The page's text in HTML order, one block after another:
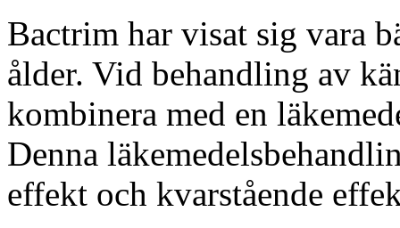
Bactrim har visat sig vara
ålder. Vid behandling av
kombinera med en
Denna
effekt och kvarstående